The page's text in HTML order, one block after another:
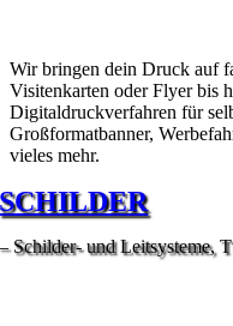
Wir bringen dein Druck auf
Visitenkarten oder Flyer bis
Digitaldruckverfahren für
Großformatbanner,
vieles mehr.
SCHILDER
– Schilder- und Leitsysteme,